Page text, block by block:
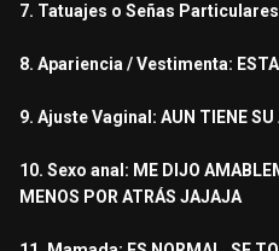
7. Tatuajes o Señas Particulares:
8. Apariencia / Vestimenta:
9. Ajuste Vaginal: AUN TIENE SU
10. Sexo anal: ME DIJO
MENOS POR ATRÁS JAJAJA